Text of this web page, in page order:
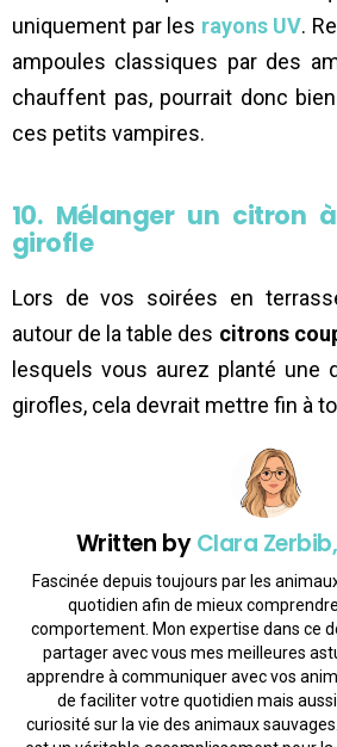
uniquement par les rayons UV.
ampoules classiques par des
chauffent pas, pourrait donc
ces petits vampires.
10. Mélanger un citron
girofle
Lors de vos soirées en
autour de la table des citrons
lesquels vous aurez planté une
girofles, cela devrait mettre fin à
Written byClara
Fascinée depuis toujours par les
quotidien afin de mieux
comportement. Mon expertise dans ce
partager avec vous mes meilleures
apprendre à communiquer avec vos
de faciliter votre quotidien mais
curiosité sur la vie des animaux